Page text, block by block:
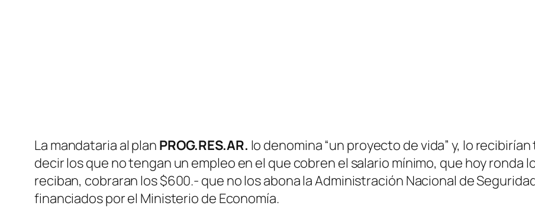
La mandataria al plan PROG.RES.AR. lo denomina “un proyecto de vida” y, lo
decir los que no tengan un empleo en el que cobren el salario mínimo, que hoy ronda
reciban, cobraran los $600.- que no los abona la Administración Nacional de
financiados por el Ministerio de Economía.